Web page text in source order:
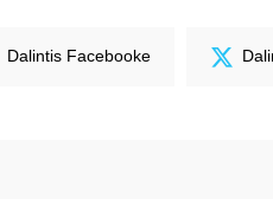
Dalintis Facebooke